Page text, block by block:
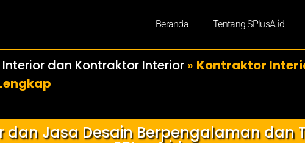
Beranda Tentang SPlusA.id
Interior dan Kontraktor Interior » Kontraktor
dan Jasa Desain Berpengalaman dan